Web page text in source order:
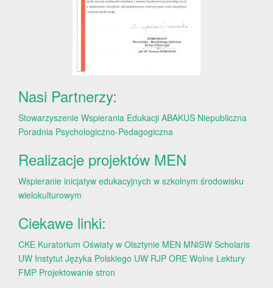
Nasi Partnerzy:
Stowarzyszenie Wspierania Edukacji ABAKUS Niepubliczna
Poradnia Psychologiczno-Pedagogiczna
Realizacje projektów MEN
Wspieranie inicjatyw edukacyjnych w szkolnym środowisku
wielokulturowym
Ciekawe linki:
CKE Kuratorium Oświaty w Olsztynie MEN MNiSW Scholaris
UW Instytut Języka Polskiego UW RJP ORE Wolne Lektury
FMP Projektowanie stron